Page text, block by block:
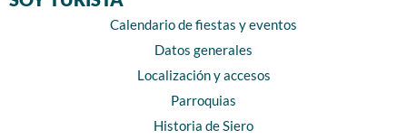
Calendario de fiestas y eventos
Datos generales
Localización y accesos
Parroquias
Historia de Siero